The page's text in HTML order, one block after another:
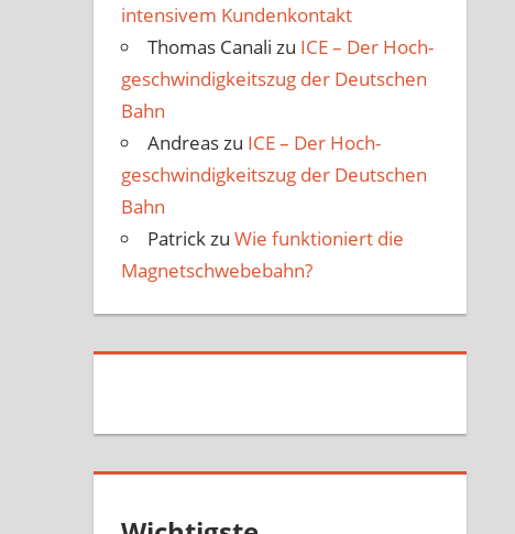
intensivem Kundenkontakt
Thomas Canali zu ICE – Der Hoch­
geschwindigkeits­zug der Deutschen
Bahn
Andreaszu ICE – Der Hoch­
geschwindigkeits­zug der Deutschen
Bahn
PatrickzuWie funktioniert die
Magnetschwebebahn?